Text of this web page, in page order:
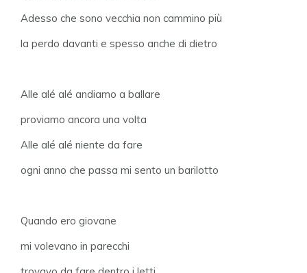
Adesso che sono vecchia non cammino più
la perdo davanti e spesso anche di dietro
Alle alé alé andiamo a ballare
proviamo ancora una volta
Alle alé alé niente da fare
ogni anno che passa mi sento un barilotto
Quando ero giovane
mi volevano in parecchi